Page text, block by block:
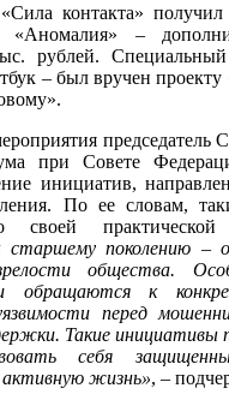
контакта»
«Аномалия» –
рублей.
– был вручен проекту
председатель
при Совете
инициатив,
По ее словам,
своей практической
поколению –
общества.
обращаются к
перед
Такие
себя
жизнь», –